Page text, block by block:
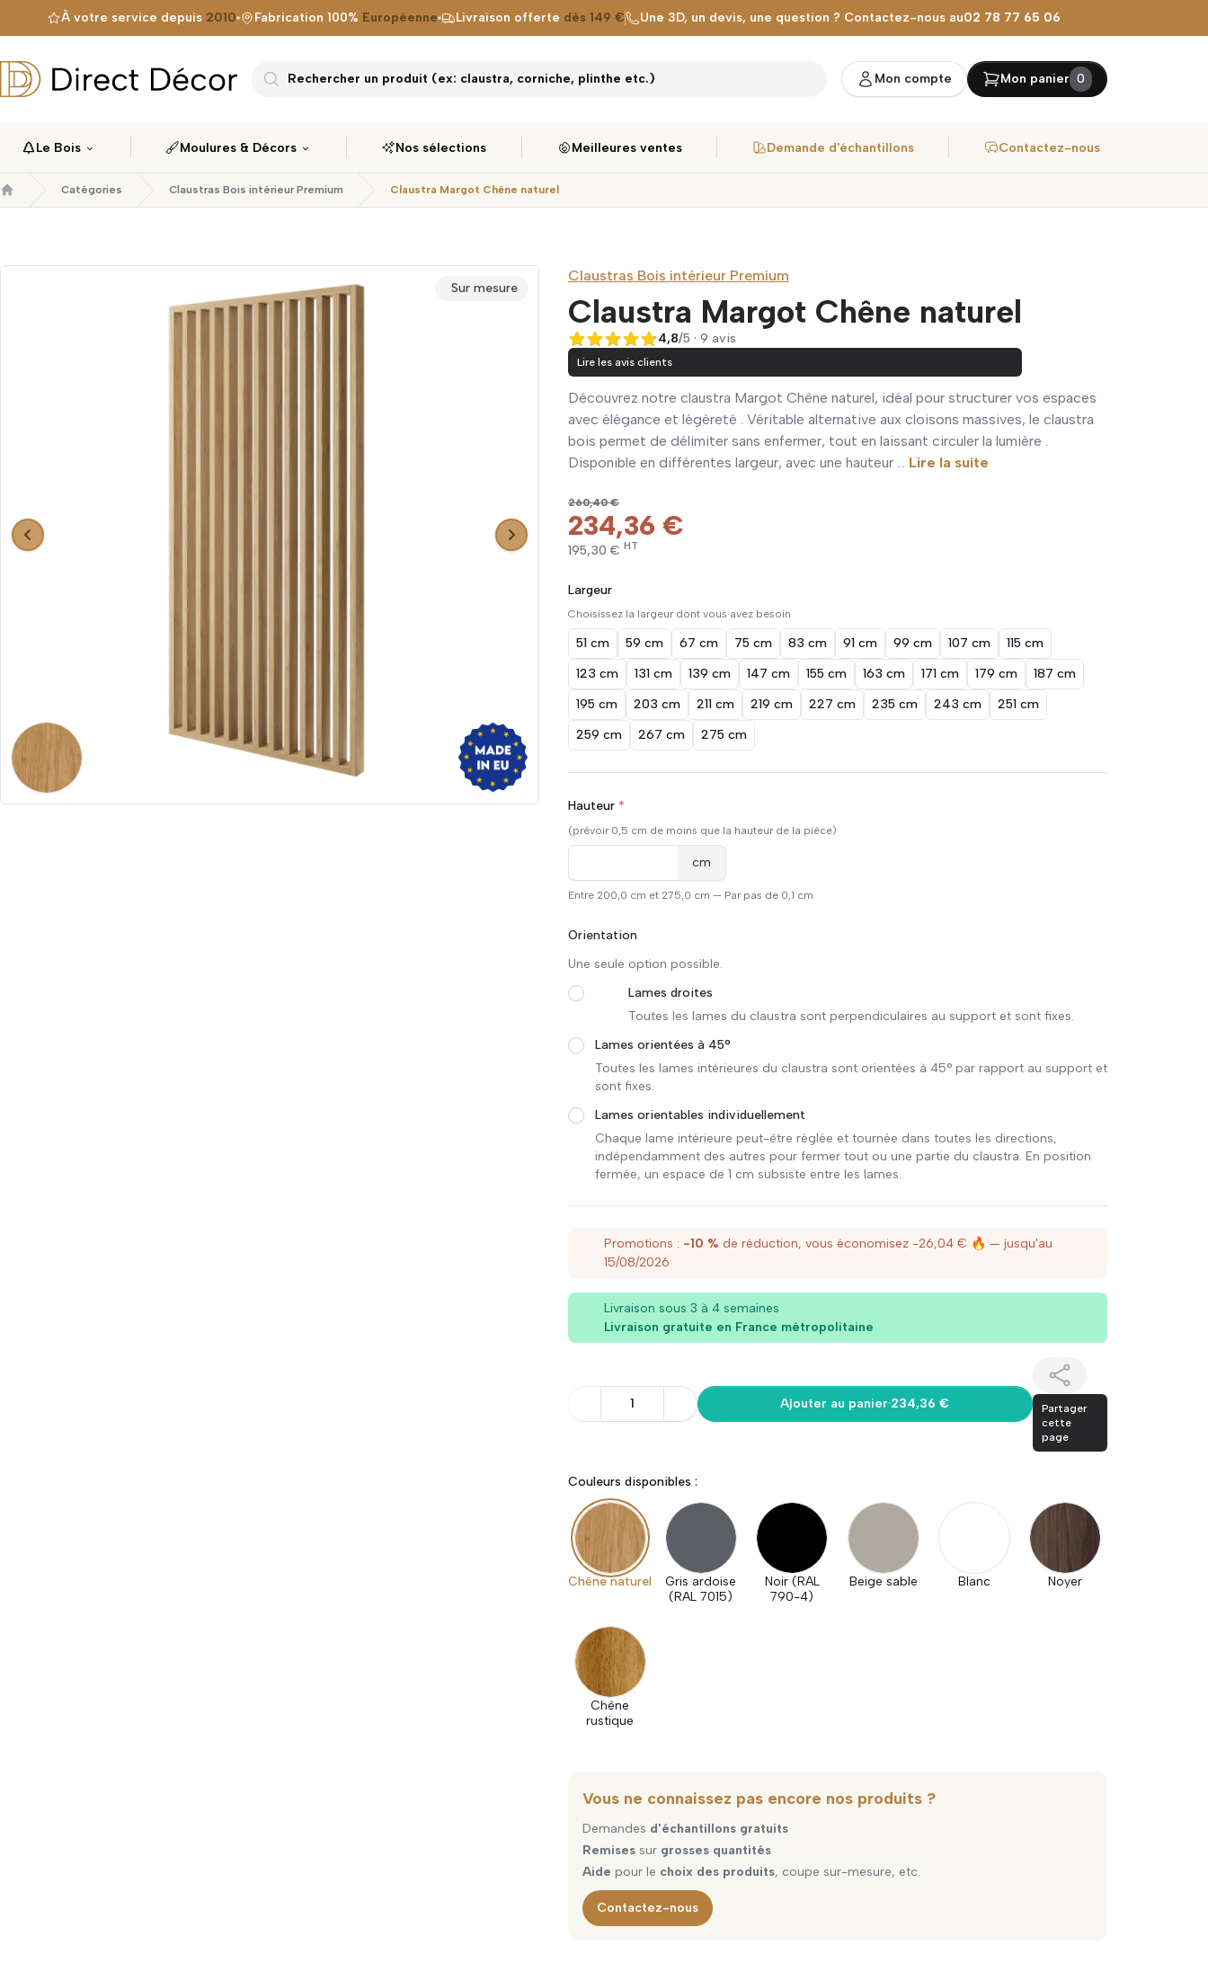
À votre service depuis 2010 Fabrication 100% Européenne Livraison offerte dès 149 € Une 3D, un devis, une question ? Contactez-nous au02 78 77 65 06
Direct Décor Rechercher un produit (ex: claustra, corniche, plinthe etc.) Mon compte Mon panier 0
Le Bois Moulures & Décors Nos sélections Meilleures ventes Demande d'échantillons Contactez-nous
Accueil
Catégories Claustras Bois intérieur Premium Claustra Margot Chêne naturel
Sur mesure
Claustras Bois intérieur Premium
Claustra Margot Chêne naturel
4,8 sur 5
4,8/5 · 9 avis
Lire les avis clients
Découvrez notre claustra Margot Chêne naturel, idéal pour structurer vos espaces
avec élégance et légèreté . Véritable alternative aux cloisons massives, le claustra
bois permet de délimiter sans enfermer, tout en laissant circuler la lumière .
Disponible en différentes largeur, avec une hauteur ... Lire la suite
260,40 €
234,36 €
195,30 € HT
Largeur
Choisissez la largeur dont vous avez besoin
51 cm 59 cm 67 cm 75 cm 83 cm 91 cm 99 cm 107 cm
115 cm
123 cm
131 cm 139 cm 147 cm 155 cm 163 cm 171 cm 179 cm
187 cm
195 cm
203 cm 211 cm 219 cm 227 cm 235 cm 243 cm
251 cm
259 cm
267 cm 275 cm
Hauteur *
(prévoir 0,5 cm de moins que la hauteur de la pièce)
cm
Entre 200,0 cm et 275,0 cm — Par pas de 0,1 cm
Orientation
Une seule option possible.
Lames droites
Toutes les lames du claustra sont perpendiculaires au support et sont fixes.
Lames orientées à 45°
Toutes les lames intérieures du claustra sont orientées à 45° par rapport au support et
sont fixes.
Lames orientables individuellement
Chaque lame intérieure peut-être réglée et tournée dans toutes les directions,
indépendamment des autres pour fermer tout ou une partie du claustra. En position
fermée, un espace de 1 cm subsiste entre les lames.
Promotions : -10 % de réduction, vous économisez -26,04 € 🔥 — jusqu'au
15/08/2026
Livraison sous 3 à 4 semaines
Livraison gratuite en France métropolitaine
1 Ajouter au panier·234,36 €
Partager
cette
page
Couleurs disponibles :
Chêne naturel
Gris ardoise
(RAL 7015)
Noir (RAL
790-4)
Beige sable Blanc Noyer
Chêne
rustique
Vous ne connaissez pas encore nos produits ?
Demandes d'échantillons gratuits
Remises sur grosses quantités
Aide pour le choix des produits, coupe sur-mesure, etc.
Contactez-nous